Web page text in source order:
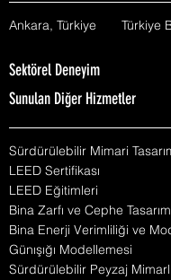
Ankara, Türkiye Türkiye
Sektörel Deneyim
Sunulan Diğer Hizmetler
Sürdürülebilir Mimari
LEED Sertifikası
LEED Eğitimleri
Bina Zarfı ve Cephe
Bina Enerji Verimliliği ve
Günışığı Modellemesi
Sürdürülebilir Peyzaj